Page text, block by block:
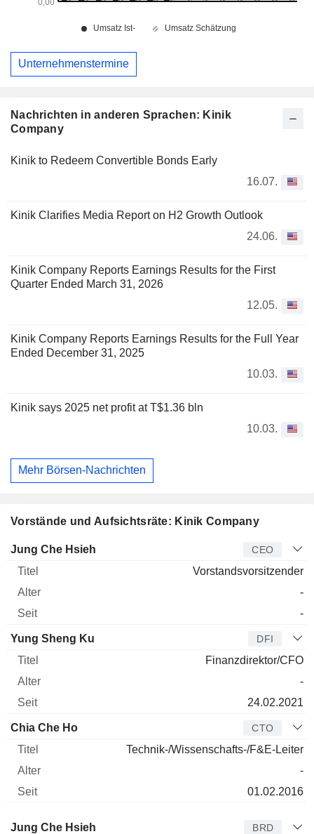
Nachrichten in anderen Sprachen: Kinik
Company
Kinik to Redeem Convertible Bonds Early
16.07.
Kinik Clarifies Media Report on H2 Growth Outlook
24.06.
Kinik Company Reports Earnings Results for the First
Quarter Ended March 31, 2026
12.05.
Kinik Company Reports Earnings Results for the Full Year
Ended December 31, 2025
10.03.
Kinik says 2025 net profit at T$1.36 bln
10.03.
Mehr Börsen-Nachrichten
Vorstände und Aufsichtsräte: Kinik Company
Manager Titel Alter
Jung Che Hsieh CEO
Vorstandsvorsitzender
-
-
Yung Sheng Ku DFI
Finanzdirektor/CFO
-
24.02.2021
Chia Che Ho CTO
Technik-/Wissenschafts-/F&E-Leiter
-
01.02.2016
Verwaltungsratsmitglied
Jung Che Hsieh BRD
Unternehmenstermine